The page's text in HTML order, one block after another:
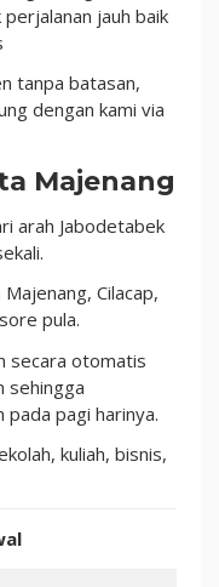
jauh baik
tanpa batasan,
dengan kami via
Majenang
arah Jabodetabek
Cilacap,
pula.
secara otomatis
sehingga
pada pagi harinya.
kuliah, bisnis,